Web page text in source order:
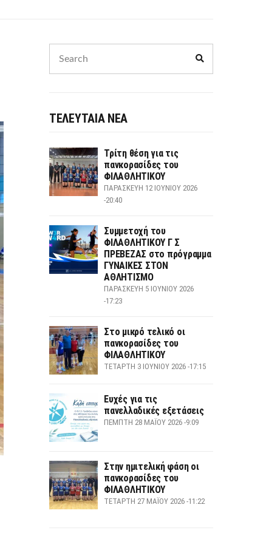
for:
ΤΕΛΕΥΤΑΙΑ ΝΕΑ
Τρίτη θέση για τις
πανκορασίδες του
ΦΙΛΑΘΛΗΤΙΚΟΥ
ΠΑΡΑΣΚΕΥΉ 12 ΙΟΥΝΊΟΥ 2026
-20:40
Συμμετοχή του
ΦΙΛΑΘΛΗΤΙΚΟΥ Γ Σ
ΠΡΕΒΕΖΑΣ στο πρόγραμμα
ΓΥΝΑΙΚΕΣ ΣΤΟΝ
ΑΘΛΗΤΙΣΜΟ
ΠΑΡΑΣΚΕΥΉ 5 ΙΟΥΝΊΟΥ 2026
-17:23
Στο μικρό τελικό οι
πανκορασίδες του
ΦΙΛΑΘΛΗΤΙΚΟΥ
ΤΕΤΆΡΤΗ 3 ΙΟΥΝΊΟΥ 2026 -17:15
Ευχές για τις
πανελλαδικές εξετάσεις
ΠΈΜΠΤΗ 28 ΜΑΪ́ΟΥ 2026 -9:09
Στην ημιτελική φάση οι
πανκορασίδες του
ΦΙΛΑΘΛΗΤΙΚΟΥ
ΤΕΤΆΡΤΗ 27 ΜΑΪ́ΟΥ 2026 -11:22